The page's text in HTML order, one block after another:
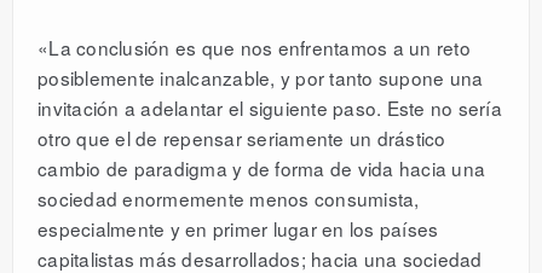
«La conclusión es que nos enfrentamos a un reto
posiblemente inalcanzable, y por tanto supone una
invitación a adelantar el siguiente paso. Este no sería
otro que el de repensar seriamente un drástico
cambio de paradigma y de forma de vida hacia una
sociedad enormemente menos consumista,
especialmente y en primer lugar en los países
capitalistas más desarrollados; hacia una sociedad